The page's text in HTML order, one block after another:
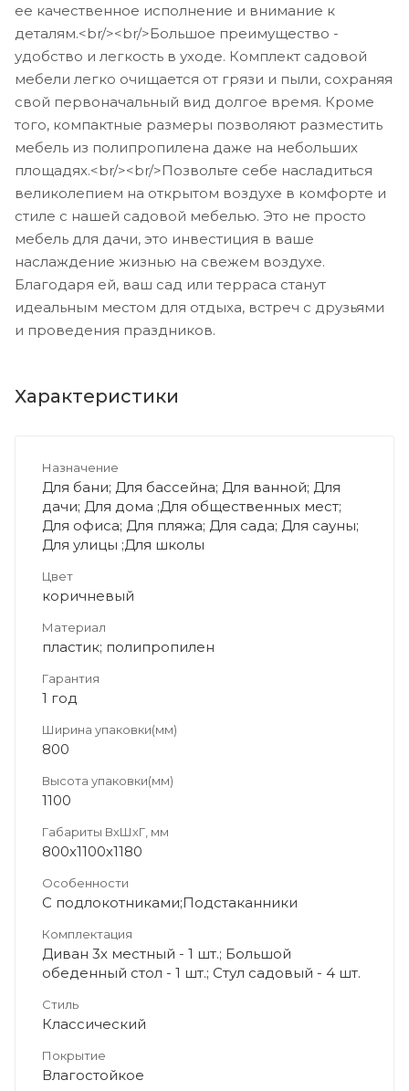
ее качественное исполнение и внимание к
деталям.<br/><br/>Большое преимущество -
удобство и легкость в уходе. Комплект садовой
мебели легко очищается от грязи и пыли, сохраняя
свой первоначальный вид долгое время. Кроме
того, компактные размеры позволяют разместить
мебель из полипропилена даже на небольших
площадях.<br/><br/>Позвольте себе насладиться
великолепием на открытом воздухе в комфорте и
стиле с нашей садовой мебелью. Это не просто
мебель для дачи, это инвестиция в ваше
наслаждение жизнью на свежем воздухе.
Благодаря ей, ваш сад или терраса станут
идеальным местом для отдыха, встреч с друзьями
и проведения праздников.
Характеристики
Назначение
Для бани; Для бассейна; Для ванной; Для
дачи; Для дома ;Для общественных мест;
Для офиса; Для пляжа; Для сада; Для сауны;
Для улицы ;Для школы
Цвет
коричневый
Материал
пластик; полипропилен
Гарантия
1 год
Ширина упаковки(мм)
800
Высота упаковки(мм)
1100
Габариты ВхШхГ, мм
800х1100х1180
Особенности
С подлокотниками;Подстаканники
Комплектация
Диван 3х местный - 1 шт.; Большой
обеденный стол - 1 шт.; Стул садовый - 4 шт.
Стиль
Классический
Покрытие
Влагостойкое